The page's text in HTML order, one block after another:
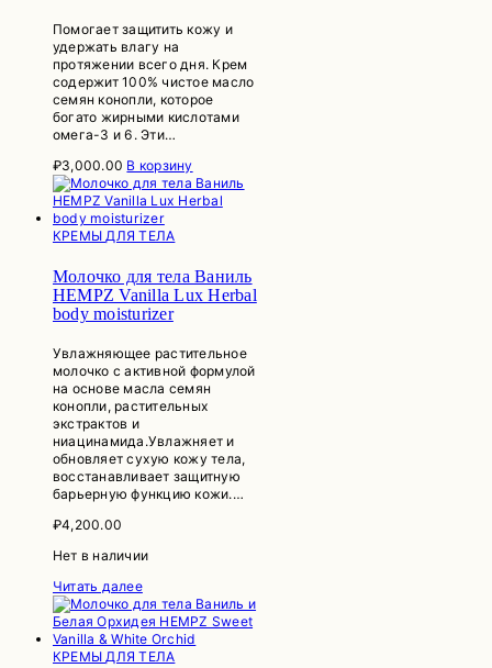
Помогает защитить кожу и
удержать влагу на
протяжении всего дня. Крем
содержит 100% чистое масло
семян конопли, которое
богато жирными кислотами
омега-3 и 6. Эти…
₽3,000.00 В корзину
КРЕМЫ ДЛЯ ТЕЛА
Молочко для тела Ваниль
HEMPZ Vanilla Lux Herbal
body moisturizer
Увлажняющее растительное
молочко с активной формулой
на основе масла семян
конопли, растительных
экстрактов и
ниацинамида.Увлажняет и
обновляет сухую кожу тела,
восстанавливает защитную
барьерную функцию кожи.…
₽4,200.00
Нет в наличии
Читать далее
КРЕМЫ ДЛЯ ТЕЛА